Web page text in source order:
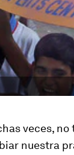
veces, no
nuestra